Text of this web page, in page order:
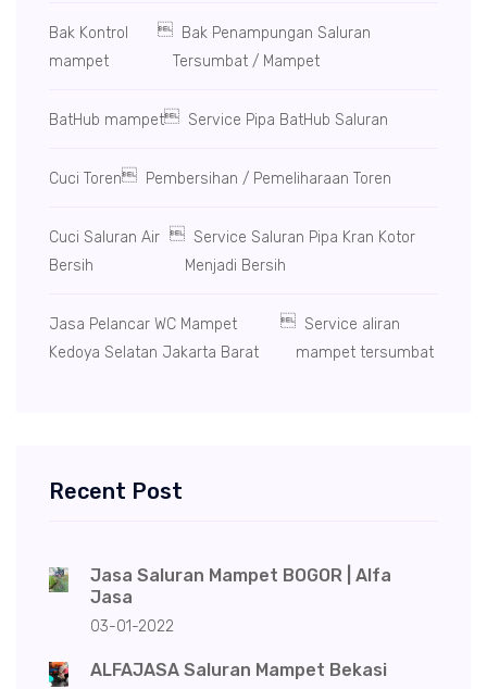
Bak Kontrol
mampet
 Bak Penampungan Saluran
Tersumbat / Mampet
BatHub mampet Service Pipa BatHub Saluran
Cuci Toren Pembersihan / Pemeliharaan Toren
Cuci Saluran Air
Bersih
Service Saluran Pipa Kran Kotor
Menjadi Bersih
Jasa Pelancar WC Mampet
Kedoya Selatan Jakarta Barat
 Service aliran
mampet tersumbat
Recent Post
Jasa Saluran Mampet BOGOR | Alfa
Jasa
03-01-2022
ALFAJASA Saluran Mampet Bekasi